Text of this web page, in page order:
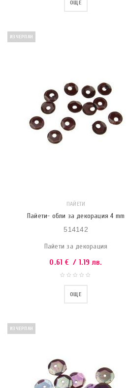
ОЩЕ
ИЗЧЕРПАН
ПАЙЕТИ
Пайети- обли за декорация 4 mm
514142
Пайети за декорация
0.61 € / 1.19 лв.
ОЩЕ
ИЗЧЕРПАН